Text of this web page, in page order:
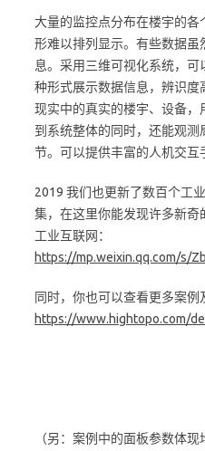
大量的监控点分布在楼宇的
形难以排列显示。有些数据
息。采用三维可视化系统，
种形式展示数据信息，辨识
现实中的真实的楼宇、设备
到系统整体的同时，还能观
节。可以提供丰富的人机交互
2019 我们也更新了数百个工
集，在这里你能发现许多新
工业互联网：
https://mp.weixin.qq.com/s/
同时，你也可以查看更多案例
https://www.hightopo.com/
（另：案例中的面板参数体